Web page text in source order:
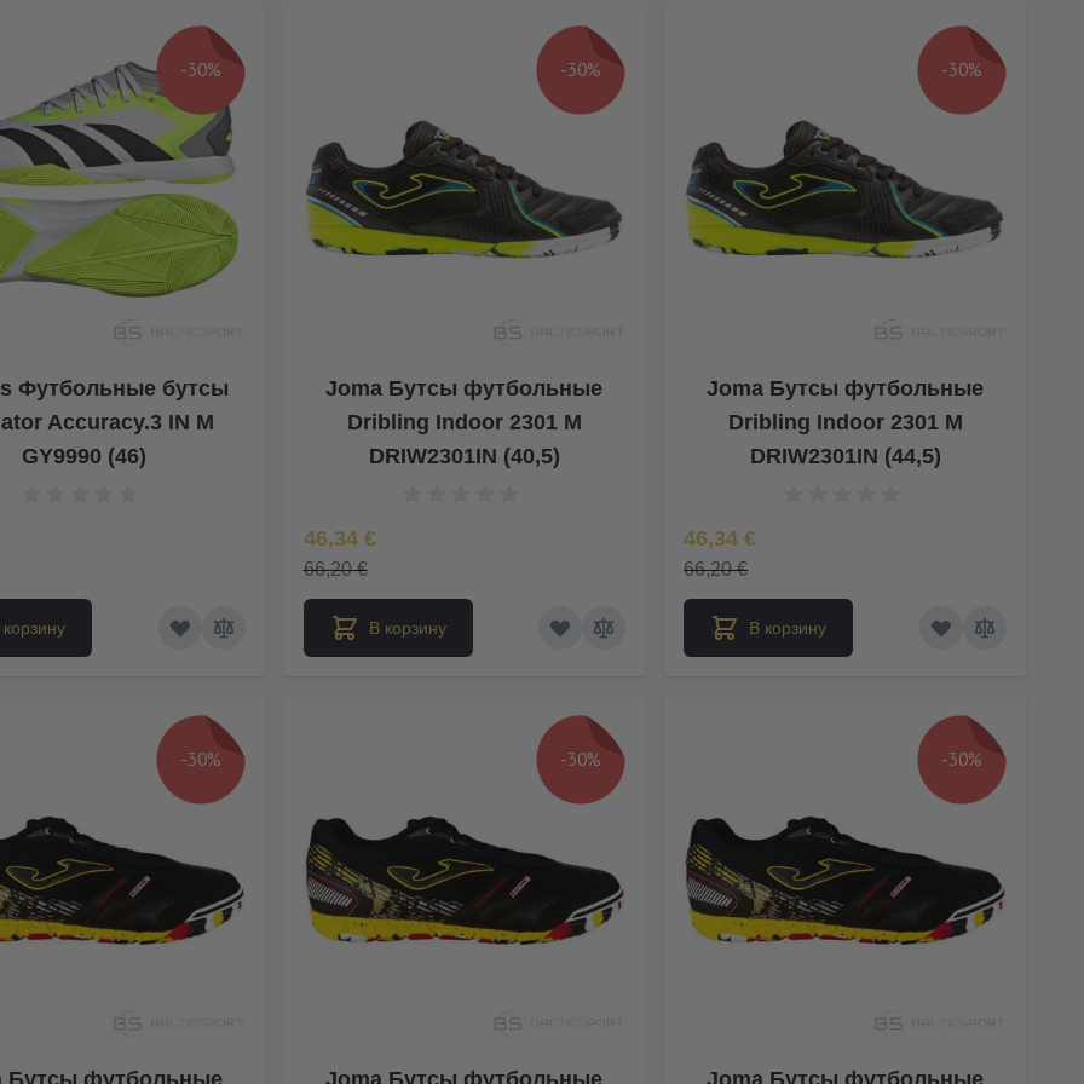
-30%
Футбольные бутсы
Accuracy.3 IN M
GY9990 (46)
-30%
Joma Бутсы футбольные
Dribling Indoor 2301 M
DRIW2301IN (40,5)
Special Price
46,34 €
66,20 €
В корзину
-30%
Joma Бутсы футбольные
Dribling Indoor 2301 M
DRIW2301IN (44,5)
Special Price
46,34 €
66,20 €
В корзину
-30%
Бутсы футбольные
-30%
Joma Бутсы футбольные
-30%
Joma Бутсы футбольные